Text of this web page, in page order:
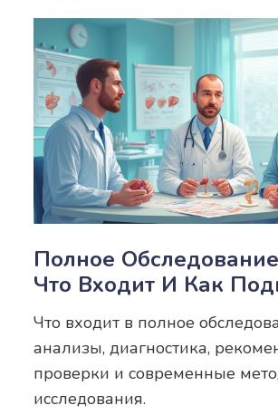
Полное
Что Входит И Как
Что входит в полное
анализы, диагностика,
проверки и современные
исследования.